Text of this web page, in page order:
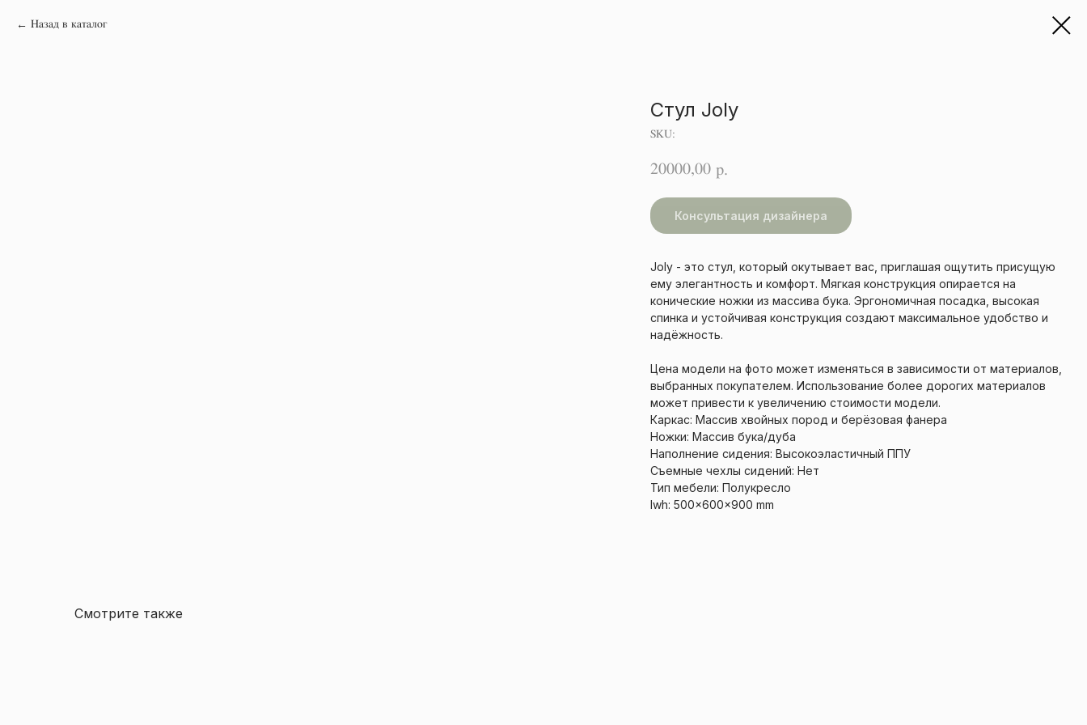
Назад в каталог
Стул Joly
SKU:
20000,00 р.
Консультация дизайнера
Joly - это стул, который окутывает вас, приглашая ощутить присущую
ему элегантность и комфорт. Мягкая конструкция опирается на
конические ножки из массива бука. Эргономичная посадка, высокая
спинка и устойчивая конструкция создают максимальное удобство и
надёжность.
Цена модели на фото может изменяться в зависимости от материалов,
выбранных покупателем. Использование более дорогих материалов
может привести к увеличению стоимости модели.
Каркас: Массив хвойных пород и берёзовая фанера
Ножки: Массив бука/дуба
Наполнение сидения: Высокоэластичный ППУ
Съемные чехлы сидений: Нет
Тип мебели: Полукресло
lwh: 500x600x900 mm
Смотрите также